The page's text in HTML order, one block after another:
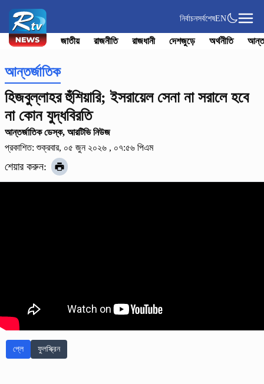
নির্বাচনসর্বশেষEN
জাতীয় রাজনীতি রাজধানী দেশজুড়ে অর্থনীতি
আন্তর্জাতিক
হিজবুল্লাহর হুঁশিয়ারি; ইসরায়েল সেনা না সরালে হবে
না কোন যুদ্ধবিরতি
আন্তর্জাতিক ডেস্ক, আরটিভি নিউজ
প্রকাশিত: শুক্রবার, ০৫ জুন ২০২৬ , ০৭:৫৬ পিএম
শেয়ার করুন:
প্লে ফুলস্ক্রিন